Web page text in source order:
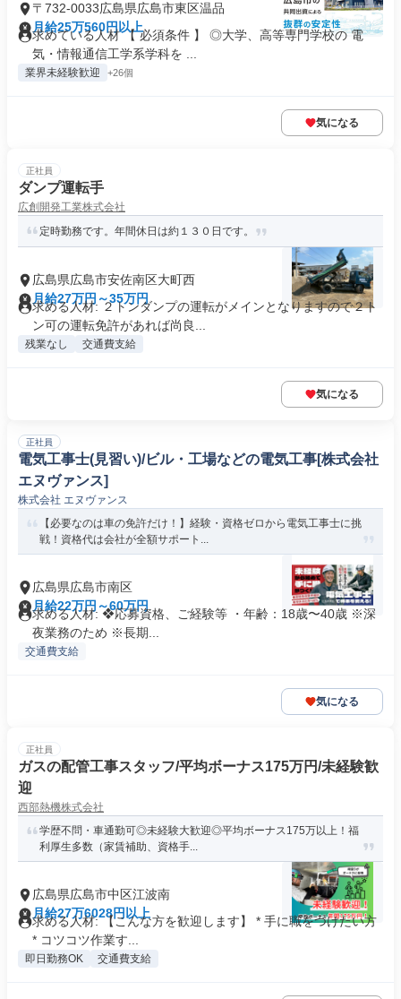
〒732-0033広島県広島市東区温品
月給25万560円以上
求めている人材 【 必須条件 】 ◎大学、高等専門学校の 電
気・情報通信工学系学科を ...
業界未経験歓迎 +26個
気になる
正社員
ダンプ運転手
広創開発工業株式会社
定時勤務です。年間休日は約１３０日です。
広島県広島市安佐南区大町西
月給27万円～35万円
求める人材: ２トンダンプの運転がメインとなりますので２ト
ン可の運転免許があれば尚良...
残業なし 交通費支給
気になる
正社員
電気工事士(見習い)/ビル・工場などの電気工事[株式会社
エヌヴァンス]
株式会社 エヌヴァンス
【必要なのは車の免許だけ！】経験・資格ゼロから電気工事士に挑
戦！資格代は会社が全額サポート...
広島県広島市南区
月給22万円～60万円
求める人材: ❖応募資格、ご経験等 ・年齢：18歳〜40歳 ※深
夜業務のため ※長期...
交通費支給
気になる
正社員
ガスの配管工事スタッフ/平均ボーナス175万円/未経験歓
迎
西部熱機株式会社
学歴不問・車通勤可◎未経験大歓迎◎平均ボーナス175万以上！福
利厚生多数（家賃補助、資格手...
広島県広島市中区江波南
月給27万6028円以上
求める人材: 【こんな方を歓迎します】 * 手に職をつけたい方
* コツコツ作業す...
即日勤務OK 交通費支給